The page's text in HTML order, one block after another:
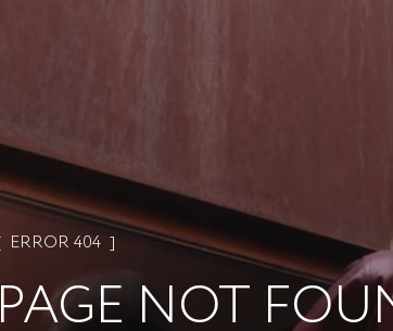
ERROR 404
PAGE NOT